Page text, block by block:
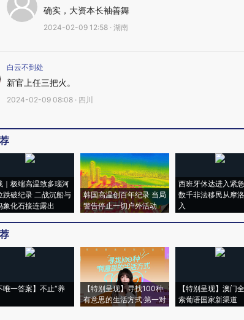
确实，大资本长袖善舞
2024-02-09 12:58 · 湖南
白云不到处
新官上任三把火。
2024-02-09 08:08 · 四川
｜极端高温致多瑙河
跌破纪录 二战沉船与
象化石接连露出
韩国高温创百年纪录 当局
警告停止一切户外活动
西班牙休达进入紧
数千非法移民从摩
入
唯一答案】不止“养
【特别呈现】寻找100种
有意思的生活方式·第一对
【特别呈现】澳门
索葡语国家新渠道